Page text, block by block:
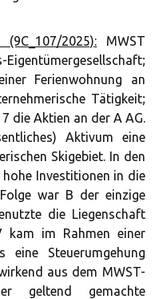
2025): MWST
Ferienwohnung an
Tätigkeit;
die Aktien an der A AG.
Aktivum eine
Skigebiet. In den
Investitionen in die
war B der einzige
die Liegenschaft
kam im Rahmen einer
eine Steuerumgehung
aus dem MWST-
geltend gemachte